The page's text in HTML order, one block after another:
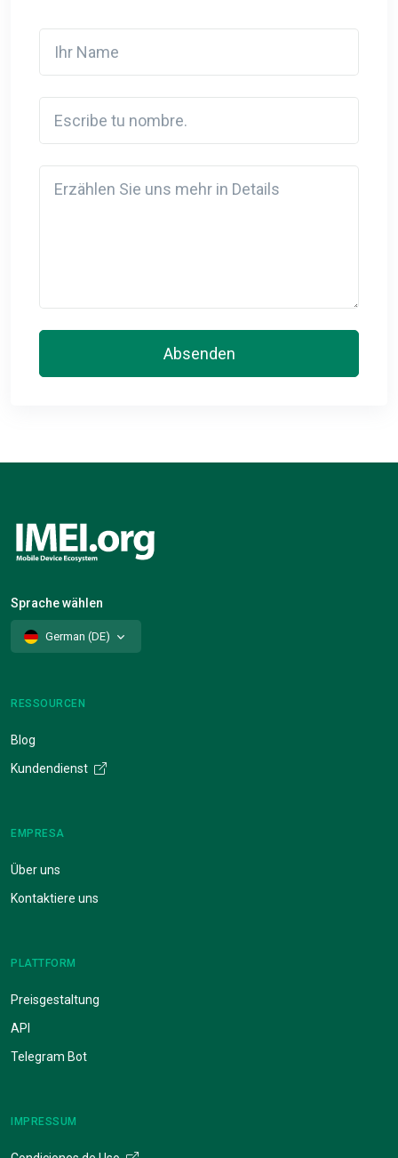
Absenden
Sprache wählen
German (DE)
RESSOURCEN
Blog
Kundendienst
EMPRESA
Über uns
Kontaktiere uns
PLATTFORM
Preisgestaltung
API
Telegram Bot
IMPRESSUM